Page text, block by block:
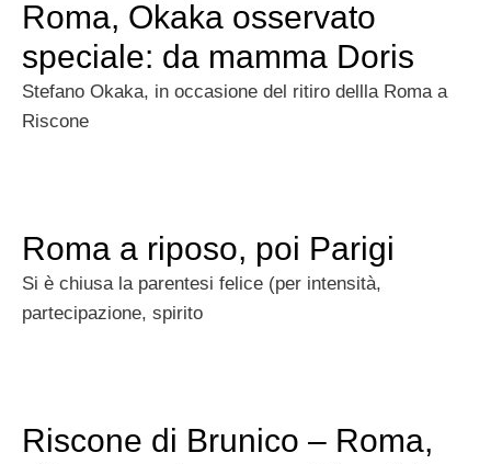
Roma, Okaka osservato
speciale: da mamma Doris
Stefano Okaka, in occasione del ritiro dellla Roma a
Riscone
Roma a riposo, poi Parigi
Si è chiusa la parentesi felice (per intensità,
partecipazione, spirito
Riscone di Brunico – Roma,